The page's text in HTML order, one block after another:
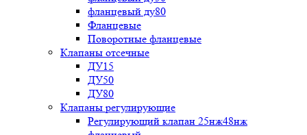
фланцевый ду80
Фланцевые
Поворотные фланцевые
Клапаны отсечные
ДУ15
ДУ50
ДУ80
Клапаны регулирующие
Регулирующий клапан 25нж48нж